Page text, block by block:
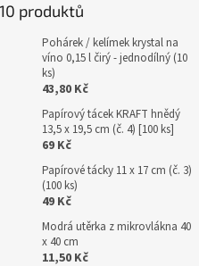
produktů
Pohárek / kelímek krystal na
víno 0,15 l čirý - jednodílný (10
ks)
43,80 Kč
Papírový tácek KRAFT hnědý
13,5 x 19,5 cm (č. 4) [100 ks]
69 Kč
Papírové tácky 11 x 17 cm (č. 3)
(100 ks)
49 Kč
Modrá utěrka z mikrovlákna 40
x 40 cm
11,50 Kč